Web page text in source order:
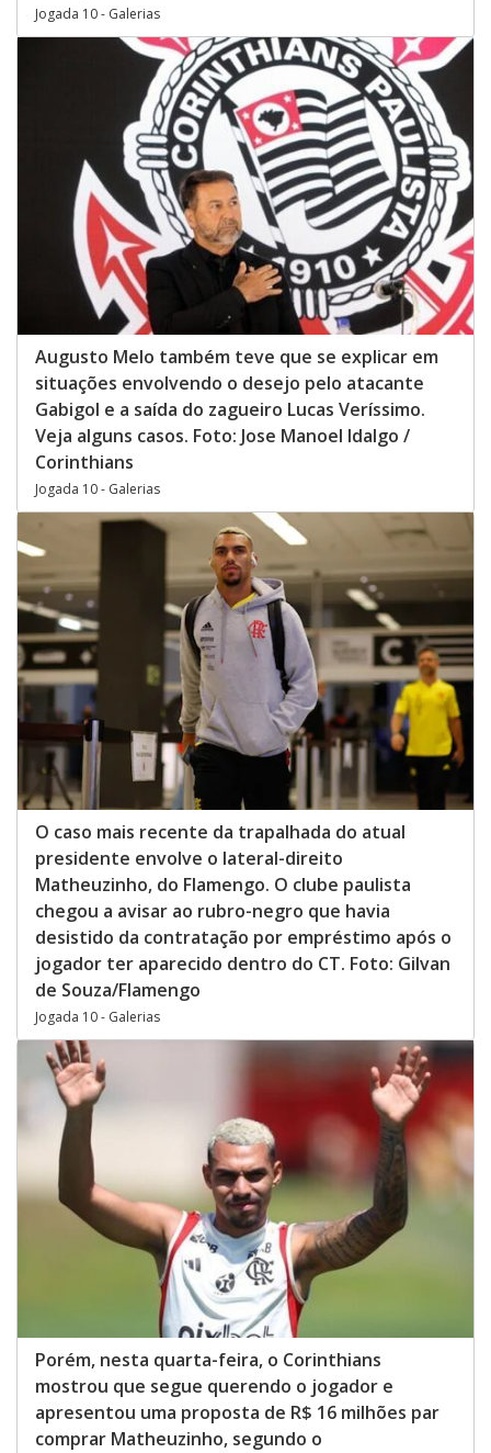
Jogada 10 - Galerias
Augusto Melo também teve que se explicar em
situações envolvendo o desejo pelo atacante
Gabigol e a saída do zagueiro Lucas Veríssimo.
Veja alguns casos. Foto: Jose Manoel Idalgo /
Corinthians
Jogada 10 - Galerias
O caso mais recente da trapalhada do atual
presidente envolve o lateral-direito
Matheuzinho, do Flamengo. O clube paulista
chegou a avisar ao rubro-negro que havia
desistido da contratação por empréstimo após o
jogador ter aparecido dentro do CT. Foto: Gilvan
de Souza/Flamengo
Jogada 10 - Galerias
Porém, nesta quarta-feira, o Corinthians
mostrou que segue querendo o jogador e
apresentou uma proposta de R$ 16 milhões par
comprar Matheuzinho, segundo o